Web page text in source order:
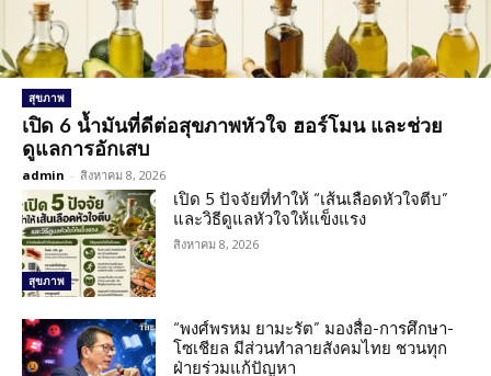
สุขภาพ
เปิด 6 น้ำมันที่ดีต่อสุขภาพหัวใจ ฮอร์โมน และช่วย
ดูแลการอักเสบ
admin - สิงหาคม 8, 2026
สุขภาพ
เปิด 5 ปัจจัยที่ทำให้ “เส้นเลือดหัวใจตีบ”
และวิธีดูแลหัวใจให้แข็งแรง
สิงหาคม 8, 2026
“พงศ์พรหม ยามะรัต” มองสื่อ-การศึกษา-
โซเชียล มีส่วนทำลายสังคมไทย ชวนทุก
ฝ่ายร่วมแก้ปัญหา